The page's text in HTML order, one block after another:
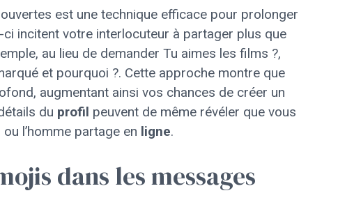
est une technique efficace pour prolonger
ci incitent votre interlocuteur à partager plus que
au lieu de demander Tu aimes les films ?,
et pourquoi ?. Cette approche montre que
augmentant ainsi vos chances de créer un
du profil peuvent de même révéler que vous
ou l’homme partage en ligne.
dans les messages